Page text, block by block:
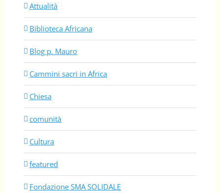
Attualità
Biblioteca Africana
Blog p. Mauro
Cammini sacri in Africa
Chiesa
comunità
Cultura
featured
Fondazione SMA SOLIDALE